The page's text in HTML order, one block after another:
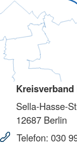
Sella-Hasse-
12687 Berlin
Telefon: 030